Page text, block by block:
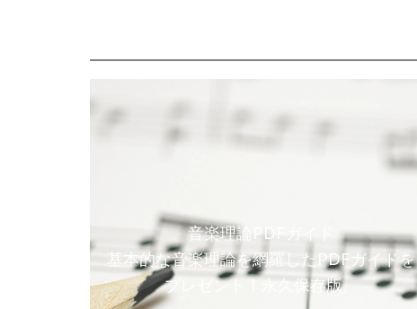
音楽理論PDFガイド
基本的な音楽理論を網羅したPDFガイドを
プレゼント！永久保存版。